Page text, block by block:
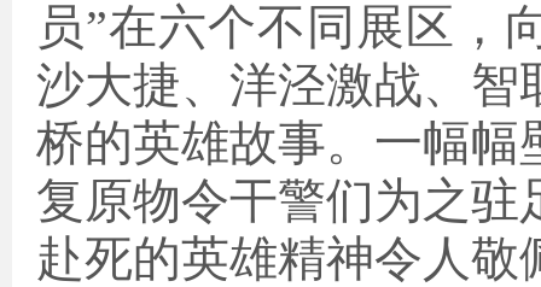
员”在六个不同展区，
沙大捷、洋泾激战、
桥的英雄故事。一幅幅
复原物令干警们为之
赴死的英雄精神令人敬